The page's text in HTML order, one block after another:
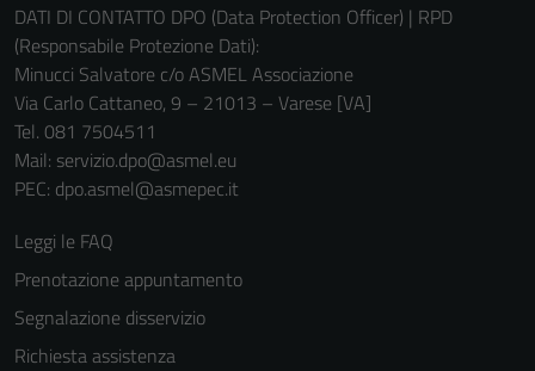
DATI DI CONTATTO DPO (Data Protection Officer) | RPD
(Responsabile Protezione Dati):
Minucci Salvatore c/o ASMEL Associazione
Via Carlo Cattaneo, 9 – 21013 – Varese [VA]
Tel. 081 7504511
Mail: servizio.dpo@asmel.eu
PEC: dpo.asmel@asmepec.it
Leggi le FAQ
Prenotazione appuntamento
Segnalazione disservizio
Richiesta assistenza
informazioni